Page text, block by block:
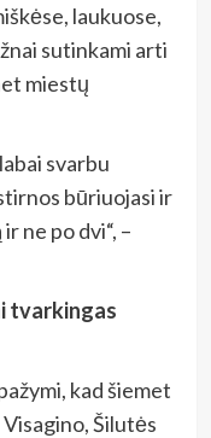
laukuose,
sutinkami arti
miestų
svarbu
būriuojasi ir
ne po dvi“, –
tvarkingas
kad šiemet
Šilutės